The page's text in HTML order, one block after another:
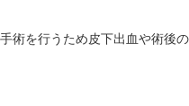
を行うため皮下出血や術後